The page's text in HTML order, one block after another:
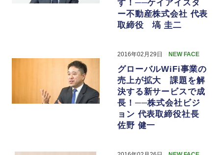
す！──ケイアイスタ
ー不動産株式会社 代表
取締役 塙 圭二
2016年02月29日 NEW FACE
グローバルWiFi事業の
売上が拡大 課題を解
決する新サービスで成
長！──株式会社ビジ
ョン 代表取締役社長
佐野 健一